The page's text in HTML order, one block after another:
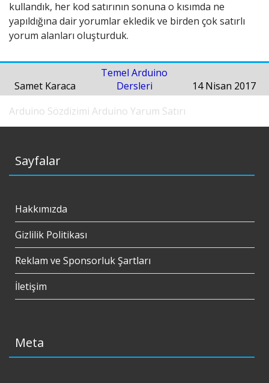
kullandık, her kod satırının sonuna o kısımda ne
yapıldığına dair yorumlar ekledik ve birden çok satırlı
yorum alanları oluşturduk.
Samet Karaca
Temel Arduino
Dersleri
14 Nisan 2017
Arduino Sözdizimi Arduino Yarum Satırı
Sayfalar
Hakkımızda
Gizlilik Politikası
Reklam ve Sponsorluk Şartları
İletişim
Meta